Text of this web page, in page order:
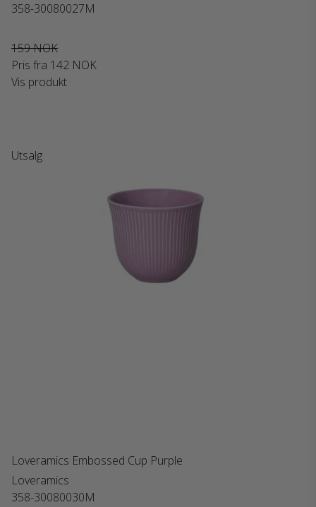
358-30080027M
159 NOK
Pris fra 142 NOK
Vis produkt
Utsalg
Loveramics Embossed Cup Purple
Loveramics
358-30080030M